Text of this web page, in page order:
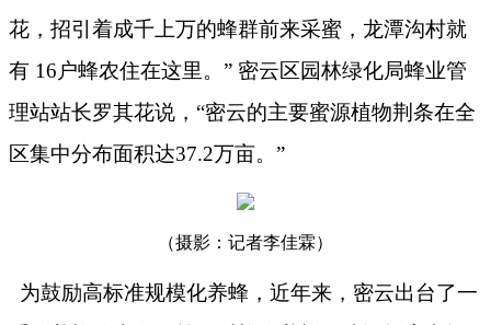
花，招引着成千上万的蜂群前来采蜜，龙潭沟村就
有 16 户蜂农住在这里。” 密云区园林绿化局蜂业管
理站站长罗其花说，“密云的主要蜜源植物荆条在全
区集中分布面积达37.2万亩。”
（摄影：记者李佳霖）
为鼓励高标准规模化养蜂，近年来，密云出台了一